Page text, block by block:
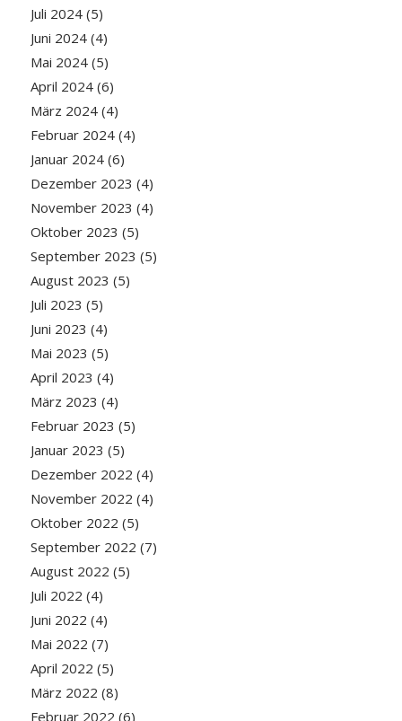
Juli 2024(5)
Juni 2024(4)
Mai 2024(5)
April 2024(6)
März 2024(4)
Februar 2024(4)
Januar 2024(6)
Dezember 2023 (4)
November 2023 (4)
Oktober 2023 (5)
September 2023 (5)
August 2023 (5)
Juli 2023 (5)
Juni 2023 (4)
Mai 2023 (5)
April 2023 (4)
März 2023 (4)
Februar 2023 (5)
Januar 2023 (5)
Dezember 2022 (4)
November 2022 (4)
Oktober 2022 (5)
September 2022 (7)
August 2022 (5)
Juli 2022 (4)
Juni 2022 (4)
Mai 2022 (7)
April 2022 (5)
März 2022 (8)
Februar 2022 (6)